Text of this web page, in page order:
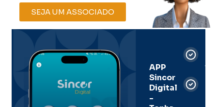
SEJA UM ASSOCIADO
APP
Sincor
Digital
-